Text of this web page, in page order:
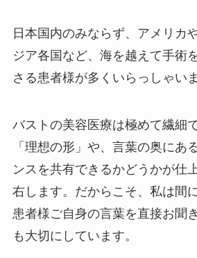
日本国内のみならず、アメリカ
ジア各国など、海を越えて手術
さる患者様が多くいらっしゃいま
バストの美容医療は極めて繊細
「理想の形」や、言葉の奥にあ
ンスを共有できるかどうかが仕
右します。だからこそ、私は間
患者様ご自身の言葉を直接お聞
も大切にしています。